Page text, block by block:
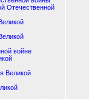
Отечественной
войне
Великой